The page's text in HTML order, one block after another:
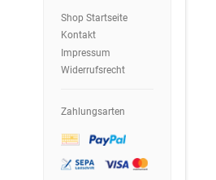
Shop Startseite
Kontakt
Impressum
Widerrufsrecht
Zahlungsarten